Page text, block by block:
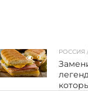
9
РОССИЯ